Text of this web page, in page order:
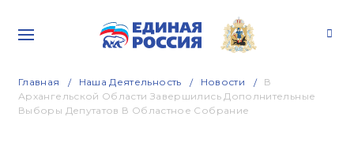
Главная Наша Деятельность Новости
В
Архангельской Области Завершились Дополнительные
Выборы Депутатов В Областное Собрание